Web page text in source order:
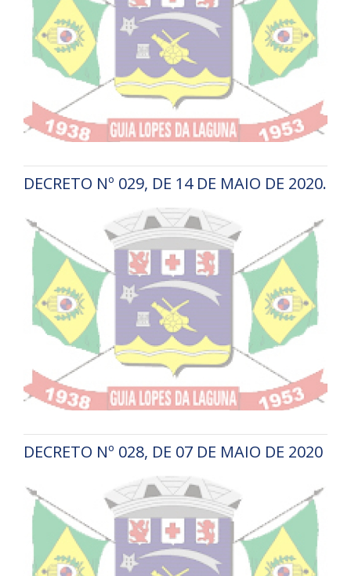
DECRETO Nº 029, DE 14 DE MAIO DE 2020.
DECRETO Nº 028, DE 07 DE MAIO DE 2020